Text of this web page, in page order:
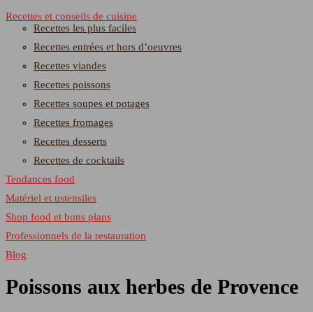
Recettes et conseils de cuisine
Recettes les plus faciles
Recettes entrées et hors d’oeuvres
Recettes viandes
Recettes poissons
Recettes soupes et potages
Recettes fromages
Recettes desserts
Recettes de cocktails
Tendances food
Matériel et ustensiles
Shop food et bons plans
Professionnels de la restauration
Blog
Poissons aux herbes de Provence